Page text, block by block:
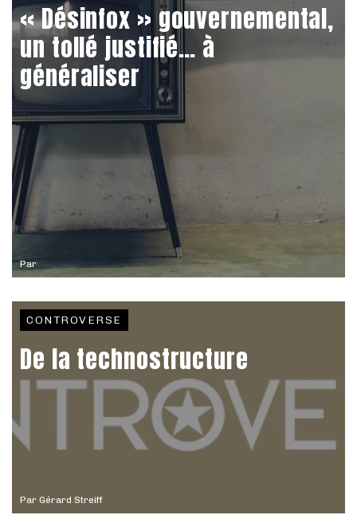
Par
« Désinfox » gouvernemental,
un tollé justifié… à
généraliser
Par Gérard Streiff
CONTROVERSE
De la technostructure